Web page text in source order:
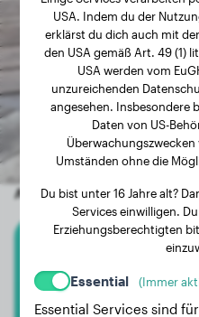
Andere zufällige Hunde
USA. Indem du der
erklärst du dich auch mit
den USA gemäß Art. 49 (1)
USA werden vom
unzureichenden
angesehen. Insbesondere
Daten von US-
Umständen ohne die
Du bist unter 16 Jahre alt?
Services einwilligen.
Erziehungsberechtigten
Essential (Immer
Essential Services sind